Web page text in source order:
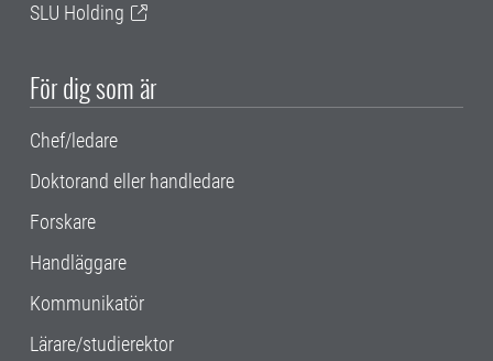
SLU Holding
För dig som är
Chef/ledare
Doktorand eller handledare
Forskare
Handläggare
Kommunikatör
Lärare/studierektor